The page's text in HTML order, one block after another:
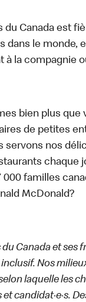
du Canada est
dans le monde,
à la compagnie
bien plus que
de petites
servons nos
chaque
000 familles
McDonald?
du Canada et ses
Nos
laquelle les
et candidat·e·s.